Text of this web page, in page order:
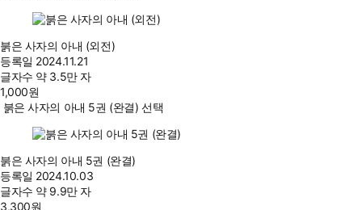
붉은 사자의 아내 (외전)
등록일 2024.11.21
글자수 약 3.5만 자
1,000원
붉은 사자의 아내 5권 (완결) 선택
붉은 사자의 아내 5권 (완결)
등록일 2024.10.03
글자수 약 9.9만 자
3,300원